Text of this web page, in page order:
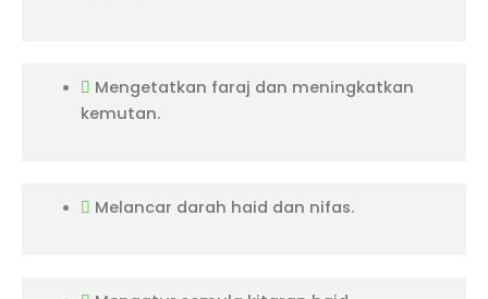
Mengetatkan faraj dan meningkatkan
kemutan.
Melancar darah haid dan nifas.